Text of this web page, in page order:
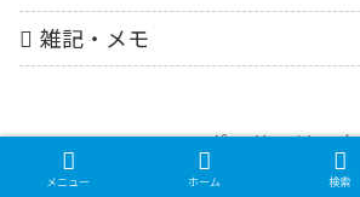
雑記・メモ
スポンサーリンク
メニュー ホーム 検索